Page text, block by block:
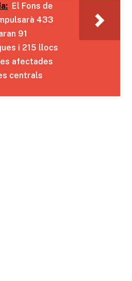
El Fons de
433
91
i 215 llocs
afectades
centrals